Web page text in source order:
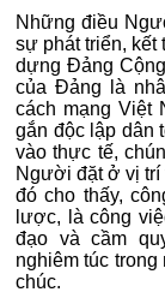
Những điều
sự phát triển,
dựng Đảng
của Đảng là
cách mạng Việt
gắn độc lập dân
vào thực tế,
Người đặt ở vị
đó cho thấy,
lược, là công
đạo và cầm
nghiêm túc
chúc.